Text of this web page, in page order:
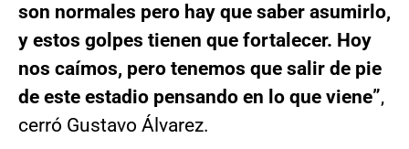
son normales pero hay que saber asumirlo,
y estos golpes tienen que fortalecer. Hoy
nos caímos, pero tenemos que salir de pie
de este estadio pensando en lo que viene”,
cerró Gustavo Álvarez.